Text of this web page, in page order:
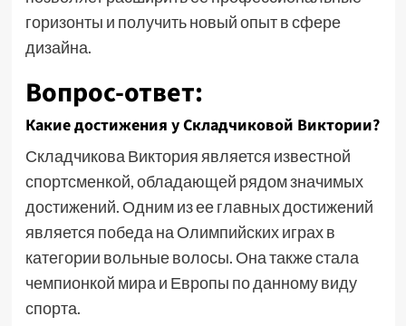
горизонты и получить новый опыт в сфере
дизайна.
Вопрос-ответ:
Какие достижения у Складчиковой Виктории?
Складчикова Виктория является известной
спортсменкой, обладающей рядом значимых
достижений. Одним из ее главных достижений
является победа на Олимпийских играх в
категории вольные волосы. Она также стала
чемпионкой мира и Европы по данному виду
спорта.